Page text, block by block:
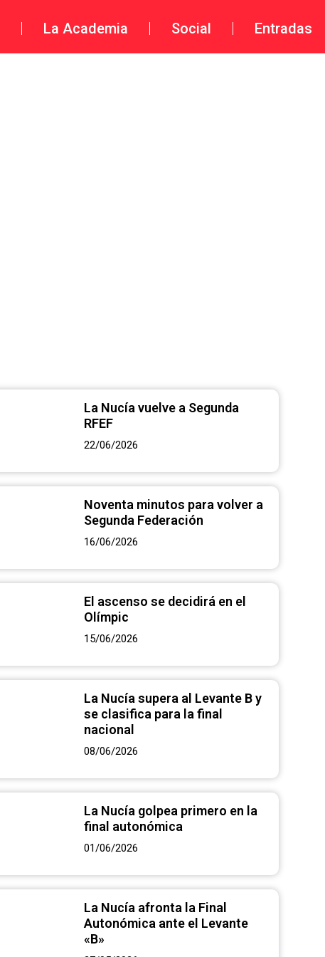
La Academia Social Entradas
La Nucía vuelve a Segunda
RFEF
22/06/2026
Noventa minutos para volver a
Segunda Federación
16/06/2026
El ascenso se decidirá en el
Olímpic
15/06/2026
La Nucía supera al Levante B y
se clasifica para la final
nacional
08/06/2026
La Nucía golpea primero en la
final autonómica
01/06/2026
La Nucía afronta la Final
Autonómica ante el Levante
«B»